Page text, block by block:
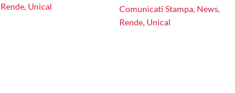
Rende, Unical Comunicati Stampa, News,
Rende, Unical